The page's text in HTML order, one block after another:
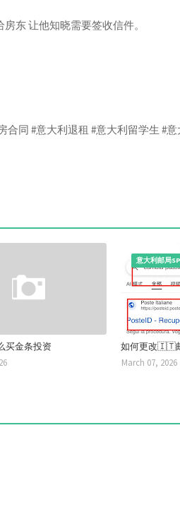
东 让他知晓需要签收信件。
合同 #意大利退租 #意大利留学生 #
买金条投资
意大利邮局
如何更改🇮🇹
March 07, 2026